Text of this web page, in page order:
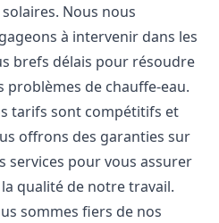
Nous nous
à intervenir dans les
brefs délais pour résoudre
problèmes de chauffe-eau.
tarifs sont compétitifs et
offrons des garanties sur
services pour vous assurer
qualité de notre travail.
sommes fiers de nos